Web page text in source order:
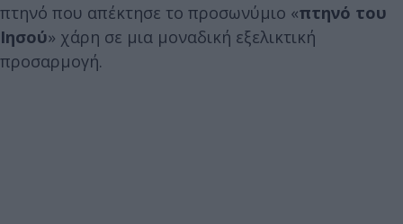
πτηνό που απέκτησε το προσωνύμιο «πτηνό του
Ιησού» χάρη σε μια μοναδική εξελικτική
προσαρμογή.